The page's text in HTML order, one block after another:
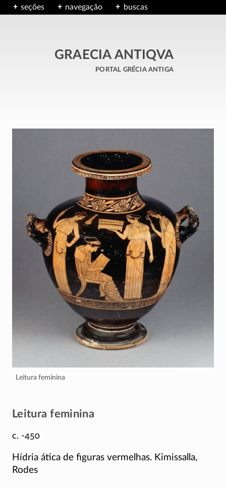
seções navegação buscas
GRAECIA ANTIQVA
portal grécia antiga
Leitura feminina
Leitura feminina
c. -450
Hídria ática de figuras vermelhas. Kimissalla,
Rodes